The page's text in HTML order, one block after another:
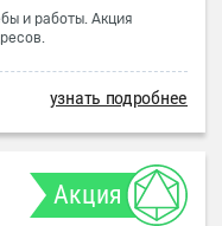
и работы. Акция
узнать подробнее
Акция